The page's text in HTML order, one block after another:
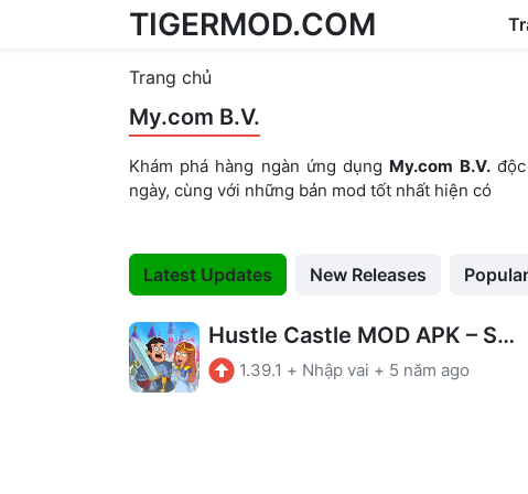
TIGERMOD.COM
Trang chủ
My.com B.V.
Khám phá hàng ngàn ứng dụng My.com B.V.độc
ngày, cùng với những bản mod tốt nhất hiện có
Latest Updates New Releases Popular
Hustle Castle MOD APK – Speed, Premium Membership
1.39.1 + Nhập vai + 5 năm ago